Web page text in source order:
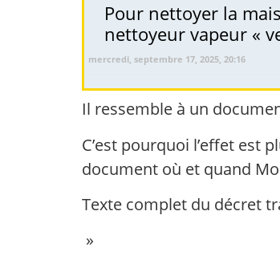
Pour nettoyer la
nettoyeur vapeur «
mercredi, septembre 17, 2025, 20:16
Il ressemble à un
C’est pourquoi l’effet est
document où et quand
Texte complet du décret
»